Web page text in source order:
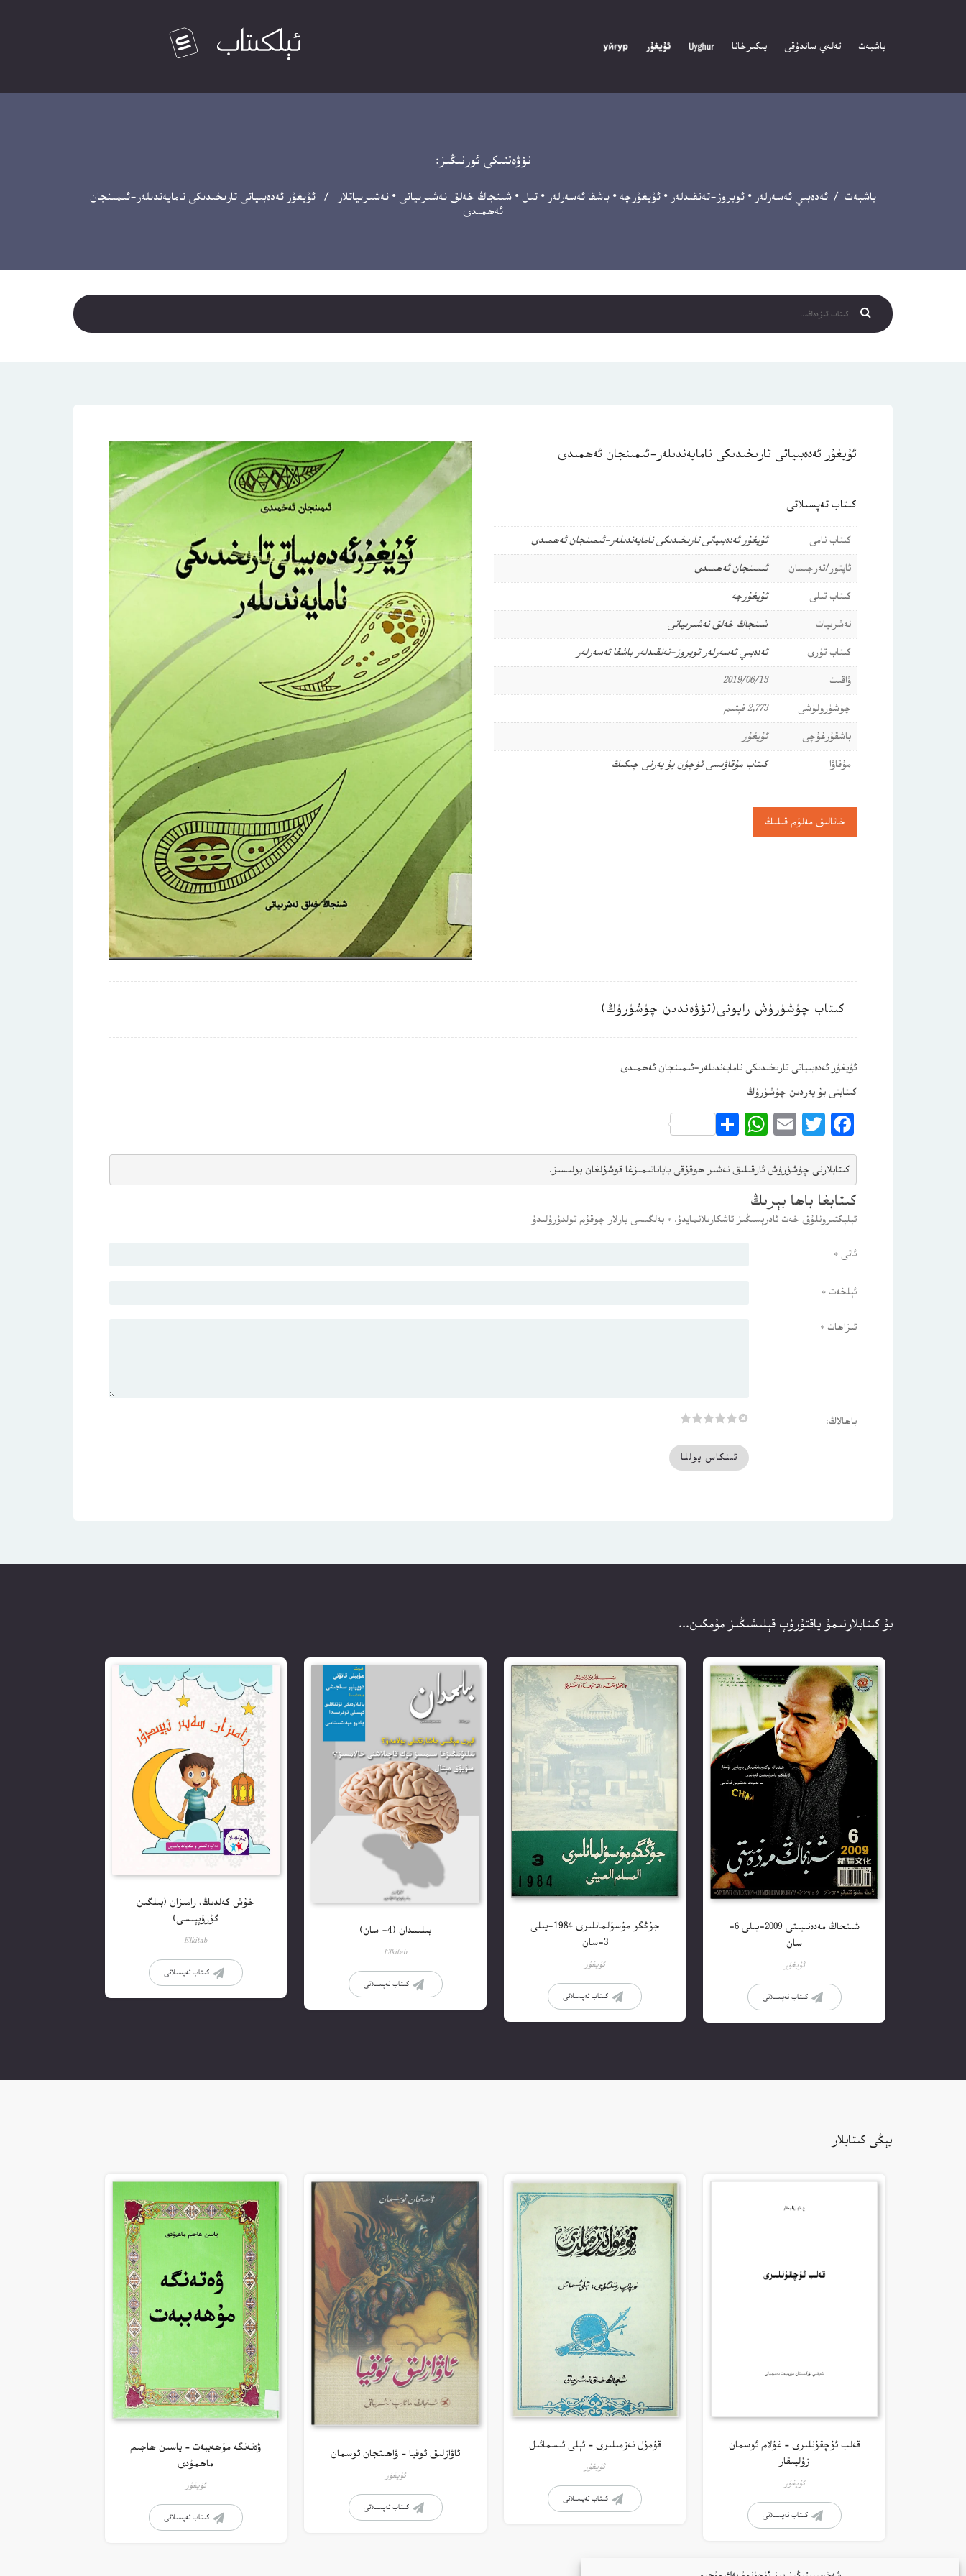
باشبەت تەلەي ساندۇقى پىكىرخانا
نۆۋەتتىكى ئورنىڭىز:
باشبەت / ئەدەبىي ئەسەرلەر • ئوبروز-تەنقىدلەر • ئۇيغۇرچە • باشقا ئەسەرلەر • تىل • شىنجاڭ خەلق نەشىرىياتى • نەشىرىياتلار / ئۇيغۇر ئەدەبىياتى تارىخىدىكى نامايەندىلەر-ئىمىنجان
ئەھمىدى
ئۇيغۇر ئەدەبىياتى تارىخىدىكى نامايەندىلەر-ئىمىنجان ئەھمىدى
كىتاب تەپسىلاتى
كىتاب نامى
ئۇيغۇر ئەدەبىياتى تارىخىدىكى نامايەندىلەر-ئىمىنجان ئەھمىدى
ئاپتور/تەرجىمان
ئىمىنجان ئەھمىدى
كىتاب تىلى
ئۇيغۇرچە
نەشرىيات
شىنجاڭ خەلق نەشىرىياتى
كىتاب تۈرى
ئەدەبىي ئەسەرلەر ئوبروز-تەنقىدلەر باشقا ئەسەرلەر
ۋاقىت
2019/06/13
چۈشۈرۈلۈشى
2,773 قېتىم
باشقۇرغۇچى
ئۇيغۇر
مۇقاۋا
كىتاب مۇقاۋىسى ئۈچۈن بۇ يەرنى چىكىڭ
خاتالىق مەلۇم قىلىڭ
كىتاب چۈشۈرۈش رايونى(تۆۋەندىن چۈشۈرۈڭ)
ئۇيغۇر ئەدەبىياتى تارىخىدىكى نامايەندىلەر-ئىمىنجان ئەھمىدى
كىتابنى بۇ يەردىن چۈشۈرۈڭ
Facebook
Twitter
Email
WhatsApp
Share
كىتابلارنى چۈشۈرۈش ئارقىلىق نەشىر ھوقۇقى باياناتىمىزغا قوشۇلغان بولىسىز.
كىتابغا باھا بېرىڭ
ئېلېكتىرونلۇق خەت ئادرېسىڭىز ئاشكارىلانمايدۇ. * بەلگىسى بارلار چوقۇم تولدۇرۇلىدۇ
ئاتى *
ئېلخەت *
ئىزاھات *
باھالاڭ:
بۇ كىتابلارنىمۇ ياقتۇرۇپ قېلىشىڭىز مۇمكىن...
شىنجاڭ مەدەنىيىتى 2009-يىلى 6-
سان
ئۇيغۇر
كىتاب تەپسىلاتى
جۇڭگو مۇسۇلمانلىرى 1984-يىلى
3-سان
ئۇيغۇر
كىتاب تەپسىلاتى
بىلىمدان (4- سان)
Elkitab
كىتاب تەپسىلاتى
خۇش كەلدىڭ، رامىزان (بىلگىن
گۇرۇپپىسى)
Elkitab
كىتاب تەپسىلاتى
يېڭى كىتابلار
قەلب ئۇچقۇنلىرى – غۇلام ئوسمان
زۇلپىقار
ئۇيغۇر
كىتاب تەپسىلاتى
قۇمۇل نەزمىلىرى – ئېلى ئىسمائىل
ئۇيغۇر
كىتاب تەپسىلاتى
ئاۋازلىق ئوقيا – ۋاھىتجان ئوسمان
ئۇيغۇر
كىتاب تەپسىلاتى
ۋەتەنگە مۇھەببەت – ياسىن ھاجىم
ماھمۇدى
ئۇيغۇر
كىتاب تەپسىلاتى